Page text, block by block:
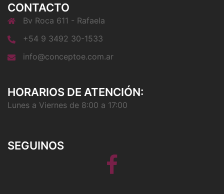
CONTACTO
Bv Roca 611 - Rafaela
+54 9 3492 30-1533
info@conceptoe.com.ar
HORARIOS DE ATENCIÓN:
Lunes a Viernes de 8:00 a 17:00
SEGUINOS